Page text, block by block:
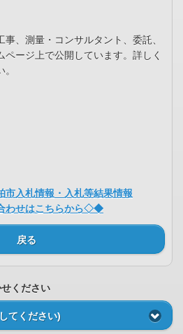
、測量・コンサルタント、委託、
ージ上で公開しています。詳しく
市入札情報・入札等結果情報
わせはこちらから◇◆
戻る
ください
てください)